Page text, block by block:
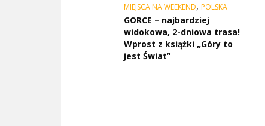
MIEJSCA NA WEEKEND, POLSKA
GORCE – najbardziej
widokowa, 2-dniowa trasa!
Wprost z książki „Góry to
jest Świat”